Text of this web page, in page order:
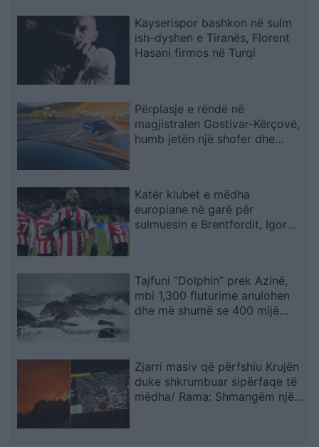
Kayserispor bashkon në sulm
ish-dyshen e Tiranës, Florent
Hasani firmos në Turqi
Përplasje e rëndë në
magjistralen Gostivar-Kërçovë,
humb jetën një shofer dhe
Katër klubet e mëdha
europiane në garë për
sulmuesin e Brentfordit, Igor
Tajfuni “Dolphin” prek Azinë,
mbi 1,300 fluturime anulohen
dhe më shumë se 400 mijë
Zjarri masiv që përfshiu Krujën
duke shkrumbuar sipërfaqe të
mëdha/ Rama: Shmangëm një